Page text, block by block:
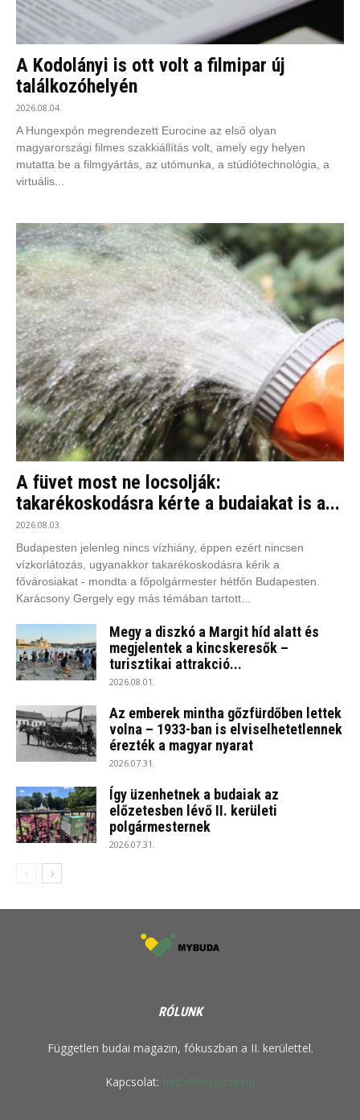
A Kodolányi is ott volt a filmipar új
találkozóhelyén
2026.08.04.
A Hungexpón megrendezett Eurocine az első olyan
magyarországi filmes szakkiállítás volt, amely egy helyen
mutatta be a filmgyártás, az utómunka, a stúdiótechnológia, a
virtuális...
A füvet most ne locsolják:
takarékoskodásra kérte a budaiakat is a...
2026.08.03.
Budapesten jelenleg nincs vízhiány, éppen ezért nincsen
vízkorlátozás, ugyanakkor takarékoskodásra kérik a
fővárosiakat - mondta a főpolgármester hétfőn Budapesten.
Karácsony Gergely egy más témában tartott...
Megy a diszkó a Margit híd alatt és
megjelentek a kincskeresők –
turisztikai attrakció...
2026.08.01.
Az emberek mintha gőzfürdőben lettek
volna – 1933-ban is elviselhetetlennek
érezték a magyar nyarat
2026.07.31.
Így üzenhetnek a budaiak az
előzetesben lévő II. kerületi
polgármesternek
2026.07.31.
RÓLUNK
Független budai magazin, fókuszban a II. kerülettel.
Kapcsolat: hello@mybuda.hu